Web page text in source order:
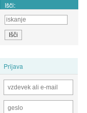
Išči:
Prijava